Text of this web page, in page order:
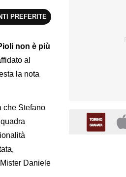
PREFERITE
non è più
al
la nota
che Stefano
Daniele